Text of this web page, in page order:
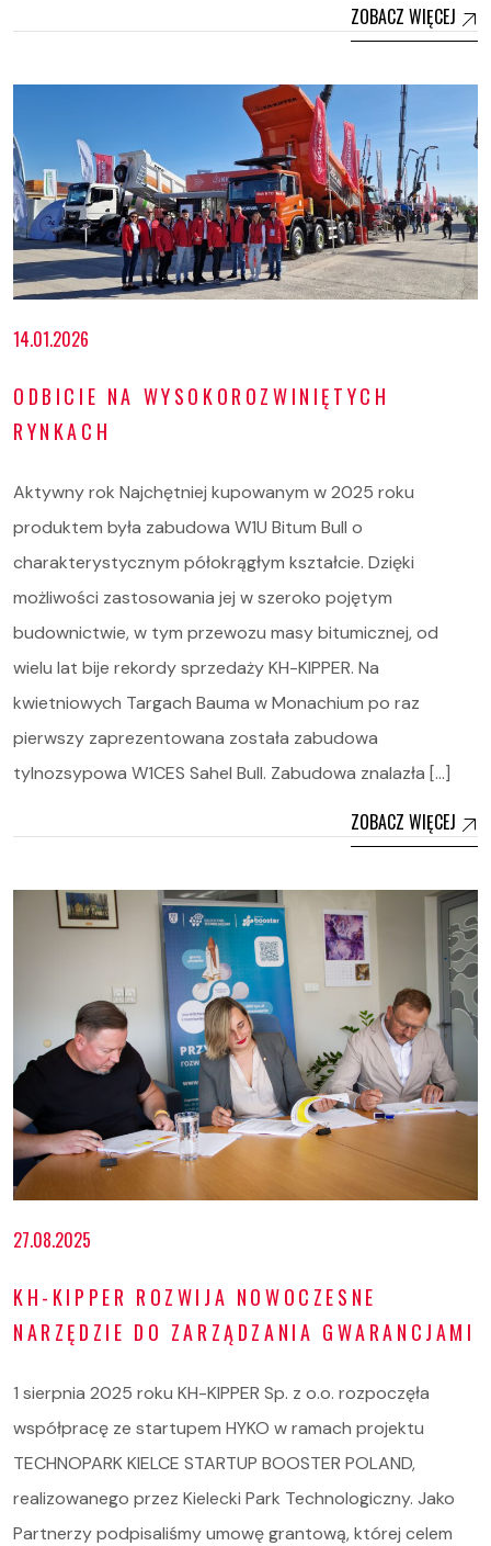
ZOBACZ WIĘCEJ
14.01.2026
ODBICIE NA WYSOKOROZWINIĘTYCH
RYNKACH
Aktywny rok Najchętniej kupowanym w 2025 roku
produktem była zabudowa W1U Bitum Bull o
charakterystycznym półokrągłym kształcie. Dzięki
możliwości zastosowania jej w szeroko pojętym
budownictwie, w tym przewozu masy bitumicznej, od
wielu lat bije rekordy sprzedaży KH-KIPPER. Na
kwietniowych Targach Bauma w Monachium po raz
pierwszy zaprezentowana została zabudowa
tylnozsypowa W1CES Sahel Bull. Zabudowa znalazła […]
ZOBACZ WIĘCEJ
27.08.2025
KH-KIPPER ROZWIJA NOWOCZESNE
NARZĘDZIE DO ZARZĄDZANIA GWARANCJAMI
1 sierpnia 2025 roku KH-KIPPER Sp. z o.o. rozpoczęła
współpracę ze startupem HYKO w ramach projektu
TECHNOPARK KIELCE STARTUP BOOSTER POLAND,
realizowanego przez Kielecki Park Technologiczny. Jako
Partnerzy podpisaliśmy umowę grantową, której celem